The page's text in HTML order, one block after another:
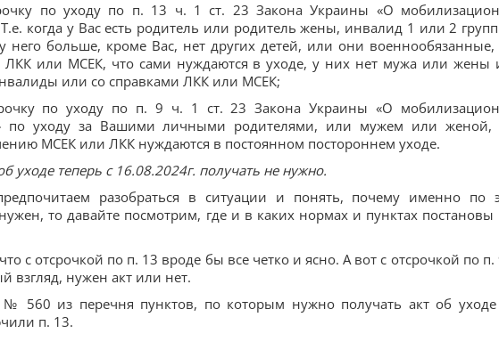
по уходу по п. 13 ч. 1 ст. 23 Закона Украины «О
когда у Вас есть родитель или родитель жены, инвалид 1 или 2
больше, кроме Вас, нет других детей, или они
или МСЕК, что сами нуждаются в уходе, у них нет мужа или жены
или со справками ЛКК или МСЕК;
по уходу по п. 9 ч. 1 ст. 23 Закона Украины «О
по уходу за Вашими личными родителями, или мужем или женой,
МСЕК или ЛКК нуждаются в постоянном постороннем уходе.
уходе теперь с 16.08.2024г. получать не нужно.
разобраться в ситуации и понять, почему именно по
то давайте посмотрим, где и в каких нормах и пунктах
с отсрочкой по п. 13 вроде бы все четко и ясно. А вот с отсрочкой по п.
взгляд, нужен акт или нет.
560 из перечня пунктов, по которым нужно получать акт об уходе
п. 13.